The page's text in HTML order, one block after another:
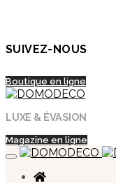
SUIVEZ-NOUS
Boutique en ligne
LUXE & ÉVASION
Magazine en ligne